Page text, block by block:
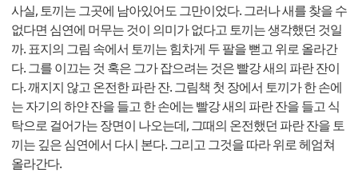
사실, 토끼는 그곳에 남아있어도 그만이었다. 그러나 새를 찾을 수
없다면 심연에 머무는 것이 의미가 없다고 토끼는 생각했던 것일
까. 표지의 그림 속에서 토끼는 힘차게 두 팔을 뻗고 위로 올라간
다. 그를 이끄는 것 혹은 그가 잡으려는 것은 빨강 새의 파란 잔이
다. 깨지지 않고 온전한 파란 잔. 그림책 첫 장에서 토끼가 한 손에
는 자기의 하얀 잔을 들고 한 손에는 빨강 새의 파란 잔을 들고 식
탁으로 걸어가는 장면이 나오는데, 그때의 온전했던 파란 잔을 토
끼는 깊은 심연에서 다시 본다. 그리고 그것을 따라 위로 헤엄쳐
올라간다.